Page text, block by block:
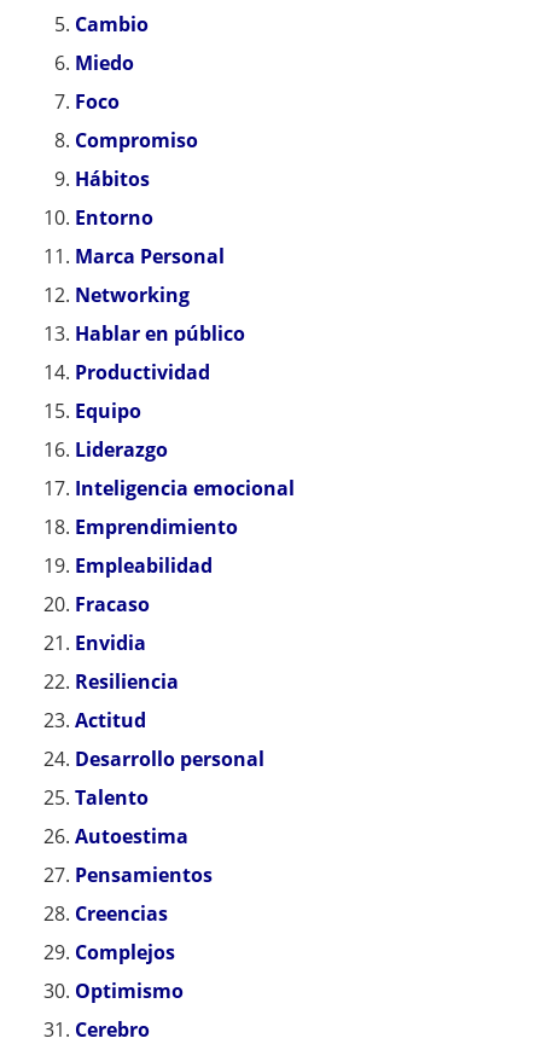
Cambio
Miedo
Foco
Compromiso
Hábitos
Entorno
Marca Personal
Networking
Hablar en público
Productividad
Equipo
Liderazgo
Inteligencia emocional
Emprendimiento
Empleabilidad
Fracaso
Envidia
Resiliencia
Actitud
Desarrollo personal
Talento
Autoestima
Pensamientos
Creencias
Complejos
Optimismo
Cerebro